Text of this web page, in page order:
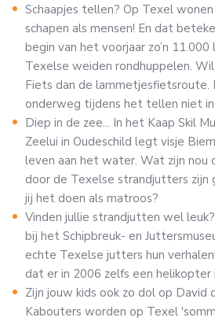
Schaapjes tellen? Op Texel
schapen als mensen! En dat
begin van het voorjaar zo’n
Texelse weiden rondhuppelen.
Fiets dan de lammetjesfietsroute.
onderweg tijdens het tellen niet
Diep in de zee... In het Kaap Skil
Zeelui in Oudeschild legt visje
leven aan het water. Wat zijn nou
door de Texelse strandjutters zijn
jij het doen als matroos?
Vinden jullie strandjutten wel
bij het Schipbreuk- en
echte Texelse jutters hun
dat er in 2006 zelfs een helikopter
Zijn jouw kids ook zo dol op David
Kabouters worden op Texel